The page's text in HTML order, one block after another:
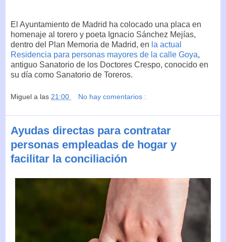
El Ayuntamiento de Madrid ha colocado una placa en
homenaje al torero y poeta Ignacio Sánchez Mejías,
dentro del Plan Memoria de Madrid, en la actual
Residencia para personas mayores de la calle Goya,
antiguo Sanatorio de los Doctores Crespo, conocido en
su día como Sanatorio de Toreros.
Miguel a las 21:00 No hay comentarios :
Ayudas directas para contratar
personas empleadas de hogar y
facilitar la conciliación